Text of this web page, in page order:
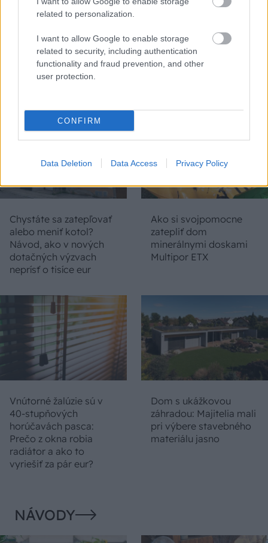
related to personalization.
I want to allow Google to enable storage
related to security, including authentication
functionality and fraud prevention, and other
user protection.
CONFIRM
Data Deletion Data Access Privacy Policy
10 najčastejších
skrytých chýb, ktoré
prekvapiť
vôňa dreva: Takáto
1654 sa nevidí každý
deň!
Chystáte sa zatepľovať
alebo meniť kotol?
Návod, ako v nových
dotačných výzvach
neprísť o tisíce eur
Ako si svojpomocne
zatepliť dom
minerálnymi doskami
Multipor ETX
Vnútorné žalúzie sú v
40-stupňových
horúčavách pasca:
Prečo z okna robia
radiátor a ako to
vyriešiť za pár eur?
Dom s ukážkovou
záhradou: Majitelia mali
pri výbere stavebného
materiálu jasno
NÁVODY